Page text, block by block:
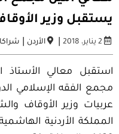
يستقبل وزير
2 يناير، 2018 | الأردن
استقبل معالي الأستاذ
مجمع الفقه الإسلامي
عربيات وزير الأوقاف